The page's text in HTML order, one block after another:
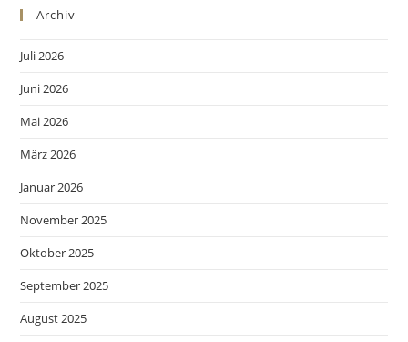
Archiv
Juli 2026
Juni 2026
Mai 2026
März 2026
Januar 2026
November 2025
Oktober 2025
September 2025
August 2025